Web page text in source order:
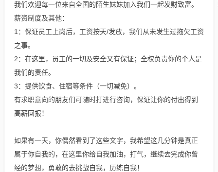
我们欢迎每一位来自全国的陌生妹妹加入我们一起发财致富。
薪资制度及其他：
1：保证员工上岗后，工资按天/发放，我们从未发生过拖欠工资
之事。
2：在这里，员工的一切及安全又有保证；全权负责你的个人是
我们的责任。
3：提供饮食、住宿等条件（一切减免）。
有求职意向的朋友们可随时打进行咨询，保证让你的付出得到
高薪回报！
如果有一天，你偶然看到了这些文字，我希望这几分钟是真正
属于你自我的，在这里你给自我加油，打气，继续去完成你曾
经的梦想，勇敢的去挑战自我，历练自我！